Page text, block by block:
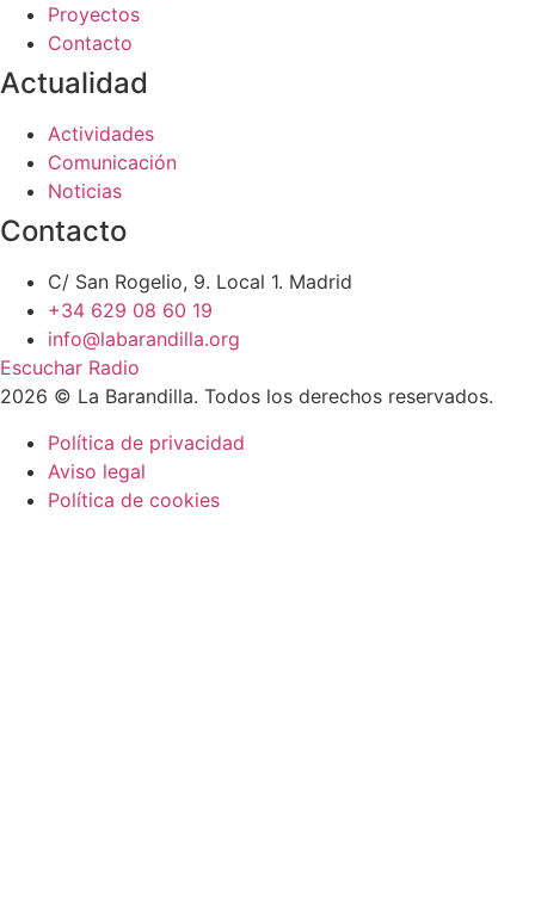
Proyectos
Contacto
Actualidad
Actividades
Comunicación
Noticias
Contacto
C/ San Rogelio, 9. Local 1. Madrid
+34 629 08 60 19
info@labarandilla.org
Escuchar Radio
2026 © La Barandilla. Todos los derechos reservados.
Política de privacidad
Aviso legal
Política de cookies